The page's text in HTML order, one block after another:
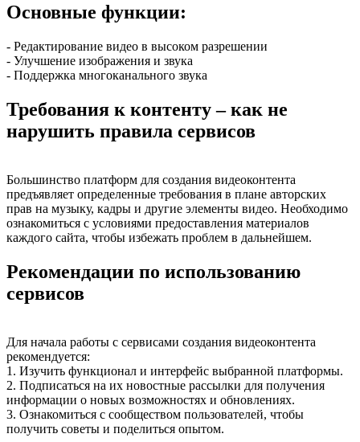
Основные функции:
- Редактирование видео в высоком разрешении
- Улучшение изображения и звука
- Поддержка многоканального звука
Требования к контенту – как не
нарушить правила сервисов
Большинство платформ для создания видеоконтента
предъявляет определенные требования в плане авторских
прав на музыку, кадры и другие элементы видео. Необходимо
ознакомиться с условиями предоставления материалов
каждого сайта, чтобы избежать проблем в дальнейшем.
Рекомендации по использованию
сервисов
Для начала работы с сервисами создания видеоконтента
рекомендуется:
1. Изучить функционал и интерфейс выбранной платформы.
2. Подписаться на их новостные рассылки для получения
информации о новых возможностях и обновлениях.
3. Ознакомиться с сообществом пользователей, чтобы
получить советы и поделиться опытом.